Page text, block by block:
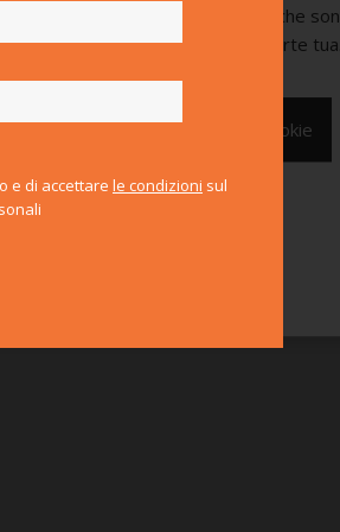
analitici e cookie di marketing, che
solo previo consenso da parte tua.
tutti Consenti tutti i cookie
e di accettare le condizioni sul